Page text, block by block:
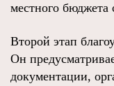
местного бюджета
Второй этап
Он
документации,